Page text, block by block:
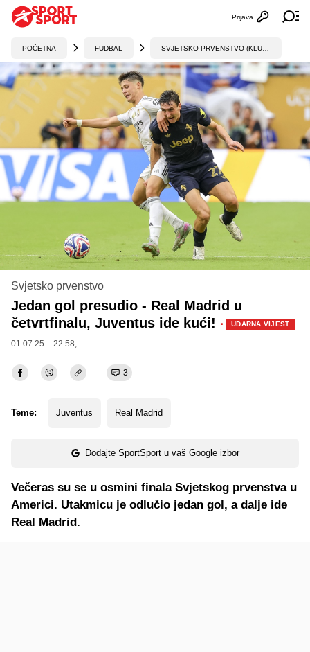
Otvori
Prijava
POČETNA FUDBAL
Svjetsko prvenstvo
Jedan gol presudio - Real Madrid u
četvrtfinalu, Juventus ide kući! · UDARNA VIJEST
01.07.25. - 22:58,
3
Teme: Juventus Real Madrid
Dodajte SportSport u vaš Google izbor
Večeras su se u osmini finala Svjetskog prvenstva u
Americi. Utakmicu je odlučio jedan gol, a dalje ide
Real Madrid.